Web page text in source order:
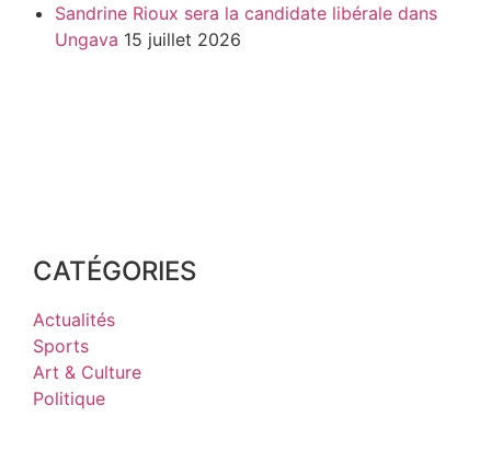
Sandrine Rioux sera la candidate libérale dans
Ungava 15 juillet 2026
CATÉGORIES
Actualités
Sports
Art & Culture
Politique